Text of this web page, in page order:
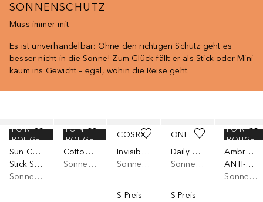
SONNENSCHUTZ
Muss immer mit
Es ist unverhandelbar: Ohne den richtigen Schutz geht es
besser nicht in die Sonne! Zum Glück fällt er als Stick oder Mini
kaum ins Gewicht – egal, wohin die Reise geht.
COLLISTAR
Sun Care
Stick Solare Sun Stick SPF 50+
Sonnencreme Gesicht
POINT
ROUGE
TOCOBO
Cotton Soft Sun Stick SPF50+ PA++++
Sonnencreme Gesicht
POINT
ROUGE
COSRX
Invisible Sunscreen SPF 50
Sonnencreme Körper
S-Preis
ONE. TWO. FREE!
Daily Sun Protection Fluid SPF 50
Sonnencreme Körper
S-Preis
GARNIER
Ambre Solaire
ANTI-OXIDATIV SUPER UV SONNENSCHUTZ-FLUID LSF 50+
Sonnencreme Körper
POINT
ROUGE